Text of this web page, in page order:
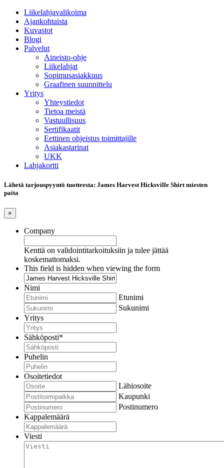
Liikelahjavalikoima
Ajankohtaista
Kuvastot
Blogi
Palvelut
Aineisto-ohje
Liikelahjat
Sopimusasiakkuus
Graafinen suunnittelu
Yritys
Yhteystiedot
Tietoa meistä
Vastuullisuus
Sertifikaatit
Eettinen ohjeistus toimittajille
Asiakastarinat
UKK
Lahjakortti
Lähetä tarjouspyyntö tuotteesta: James Harvest Hicksville Shirt miesten
paita
×
Company
Kenttä on validointitarkoituksiin ja tulee jättää
koskemattomaksi.
This field is hidden when viewing the form
Nimi
Etunimi
Sukunimi
Yritys
Sähköposti*
Puhelin
Osoitetiedot
Lähiosoite
Kaupunki
Postinumero
Kappalemäärä
Viesti